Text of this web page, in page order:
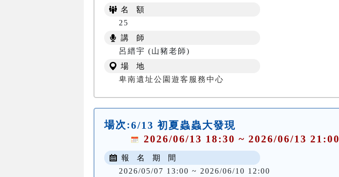
名 額
25
講 師
呂縉宇 (山豬老師)
場 地
卑南遺址公園遊客服務中心
場次:6/13 初夏蟲蟲大發現
2026/06/13 18:30 ~ 2026/06/13 21:00
報 名 期 間
2026/05/07 13:00 ~ 2026/06/10 12:00